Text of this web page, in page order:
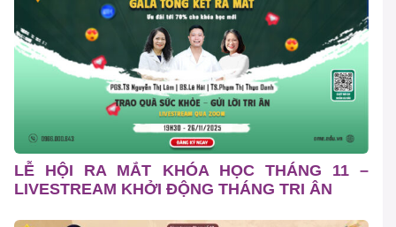
LỄ HỘI RA MẮT KHÓA HỌC THÁNG 11 –
LIVESTREAM KHỞI ĐỘNG THÁNG TRI ÂN